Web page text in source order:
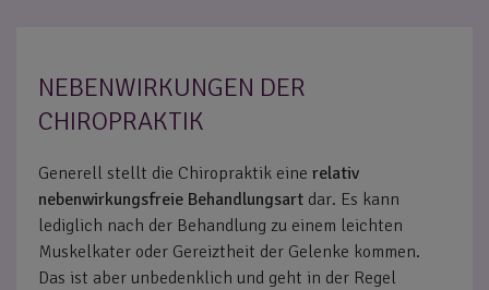
NEBENWIRKUNGEN DER
CHIROPRAKTIK
Generell stellt die Chiropraktik eine relativ
nebenwirkungsfreie Behandlungsart dar. Es kann
lediglich nach der Behandlung zu einem leichten
Muskelkater oder Gereiztheit der Gelenke kommen.
Das ist aber unbedenklich und geht in der Regel